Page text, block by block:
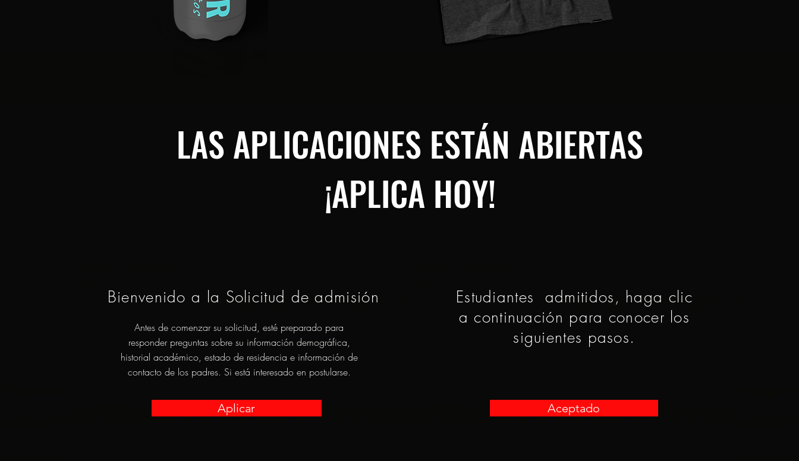
LAS APLICACIONES ESTÁN ABIERTAS
¡APLICA HOY!
Bienvenido a la Solicitud de admisión
Antes de comenzar su solicitud, esté preparado para
responder preguntas sobre su información demográfica,
historial académico, estado de residencia e información de
contacto de los padres. Si está interesado en postularse.
Aplicar
Estudiantes admitidos, haga clic
a continuación para conocer los
siguientes pasos.
Aceptado